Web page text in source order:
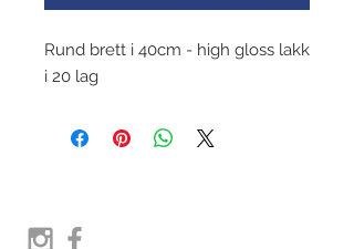
Rund brett i 40cm - high gloss lakk
i 20 lag